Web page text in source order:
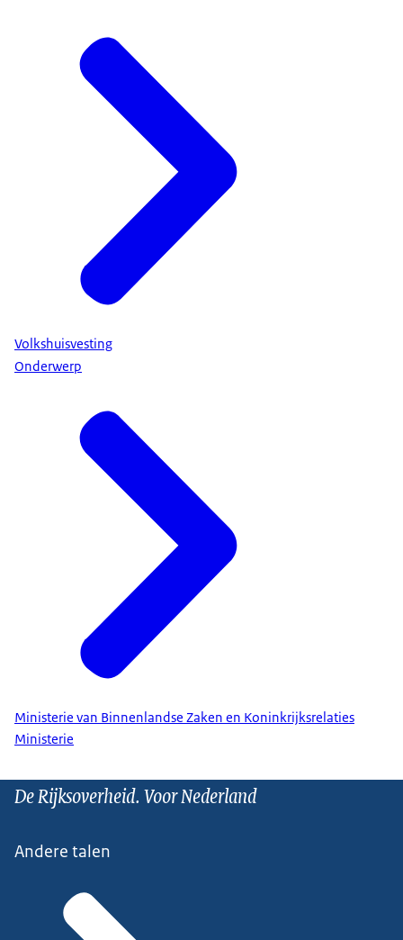
Volkshuisvesting
Onderwerp
Ministerie van Binnenlandse Zaken en Koninkrijksrelaties
Ministerie
De Rijksoverheid. Voor Nederland
Andere talen